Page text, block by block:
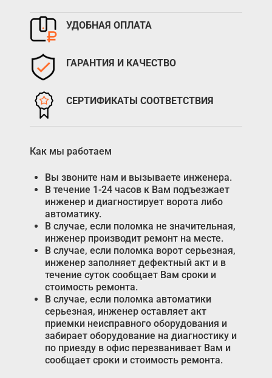
УДОБНАЯ ОПЛАТА
ГАРАНТИЯ И КАЧЕСТВО
СЕРТИФИКАТЫ СООТВЕТСТВИЯ
Как мы работаем
Вы звоните нам и вызываете инженера.
В течение 1-24 часов к Вам подъезжает
инженер и диагностирует ворота либо
автоматику.
В случае, если поломка не значительная,
инженер производит ремонт на месте.
В случае, если поломка ворот серьезная,
инженер заполняет дефектный акт и в
течение суток сообщает Вам сроки и
стоимость ремонта.
В случае, если поломка автоматики
серьезная, инженер оставляет акт
приемки неисправного оборудования и
забирает оборудование на диагностику и
по приезду в офис перезванивает Вам и
сообщает сроки и стоимость ремонта.